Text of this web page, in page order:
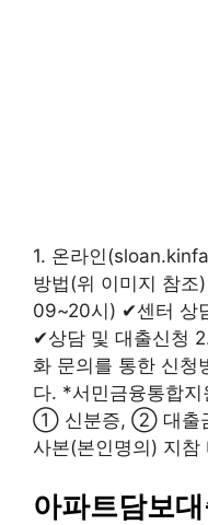
1. 온라인
방법(위 이미지 참
09~20시) ✔센터 상
✔상담 및 대출신청
화 문의를 통한 신청
다. *서민금융통합지
① 신분증, ② 대출금
사본(본인명의) 지참
아파트담보